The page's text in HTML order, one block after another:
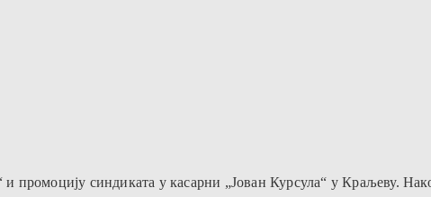
промоцију синдиката у касарни „Јован Курсула“ у Краљеву.